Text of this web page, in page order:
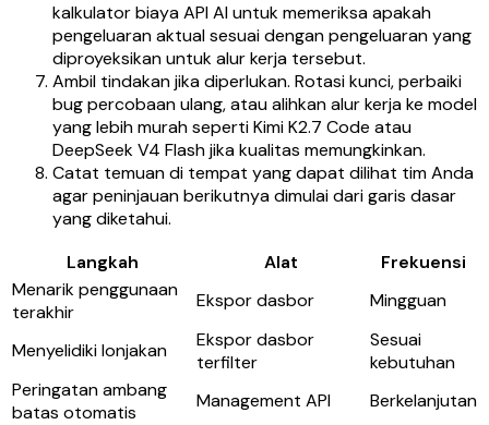
kalkulator biaya API AI untuk memeriksa apakah
pengeluaran aktual sesuai dengan pengeluaran yang
diproyeksikan untuk alur kerja tersebut.
Ambil tindakan jika diperlukan. Rotasi kunci, perbaiki
bug percobaan ulang, atau alihkan alur kerja ke model
yang lebih murah seperti Kimi K2.7 Code atau
DeepSeek V4 Flash jika kualitas memungkinkan.
Catat temuan di tempat yang dapat dilihat tim Anda
agar peninjauan berikutnya dimulai dari garis dasar
yang diketahui.
Langkah
Alat
Frekuensi
Menarik penggunaan
terakhir
Ekspor dasbor Mingguan
Menyelidiki lonjakan
Ekspor dasbor
terfilter
Sesuai
kebutuhan
Peringatan ambang
batas otomatis
Management API
Berkelanjutan